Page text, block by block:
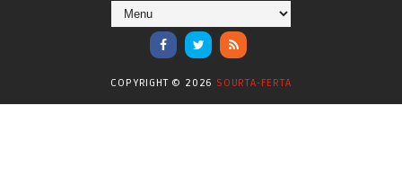
Ενόργανη Γυμναστική
COPYRIGHT © 2026 SOURTA-FERTA